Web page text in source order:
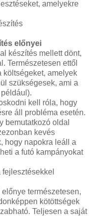
amelyekre
előnyei
készítés mellett dönt,
Természetesen ettől
költségeket, amelyek
szükségesek, ami a
kell róla, hogy
áll probléma esetén.
bemutatkozó oldal
kevés
hogy napokra leáll a
a futó kampányokat
természetesen,
kötöttségek
Teljesen a saját